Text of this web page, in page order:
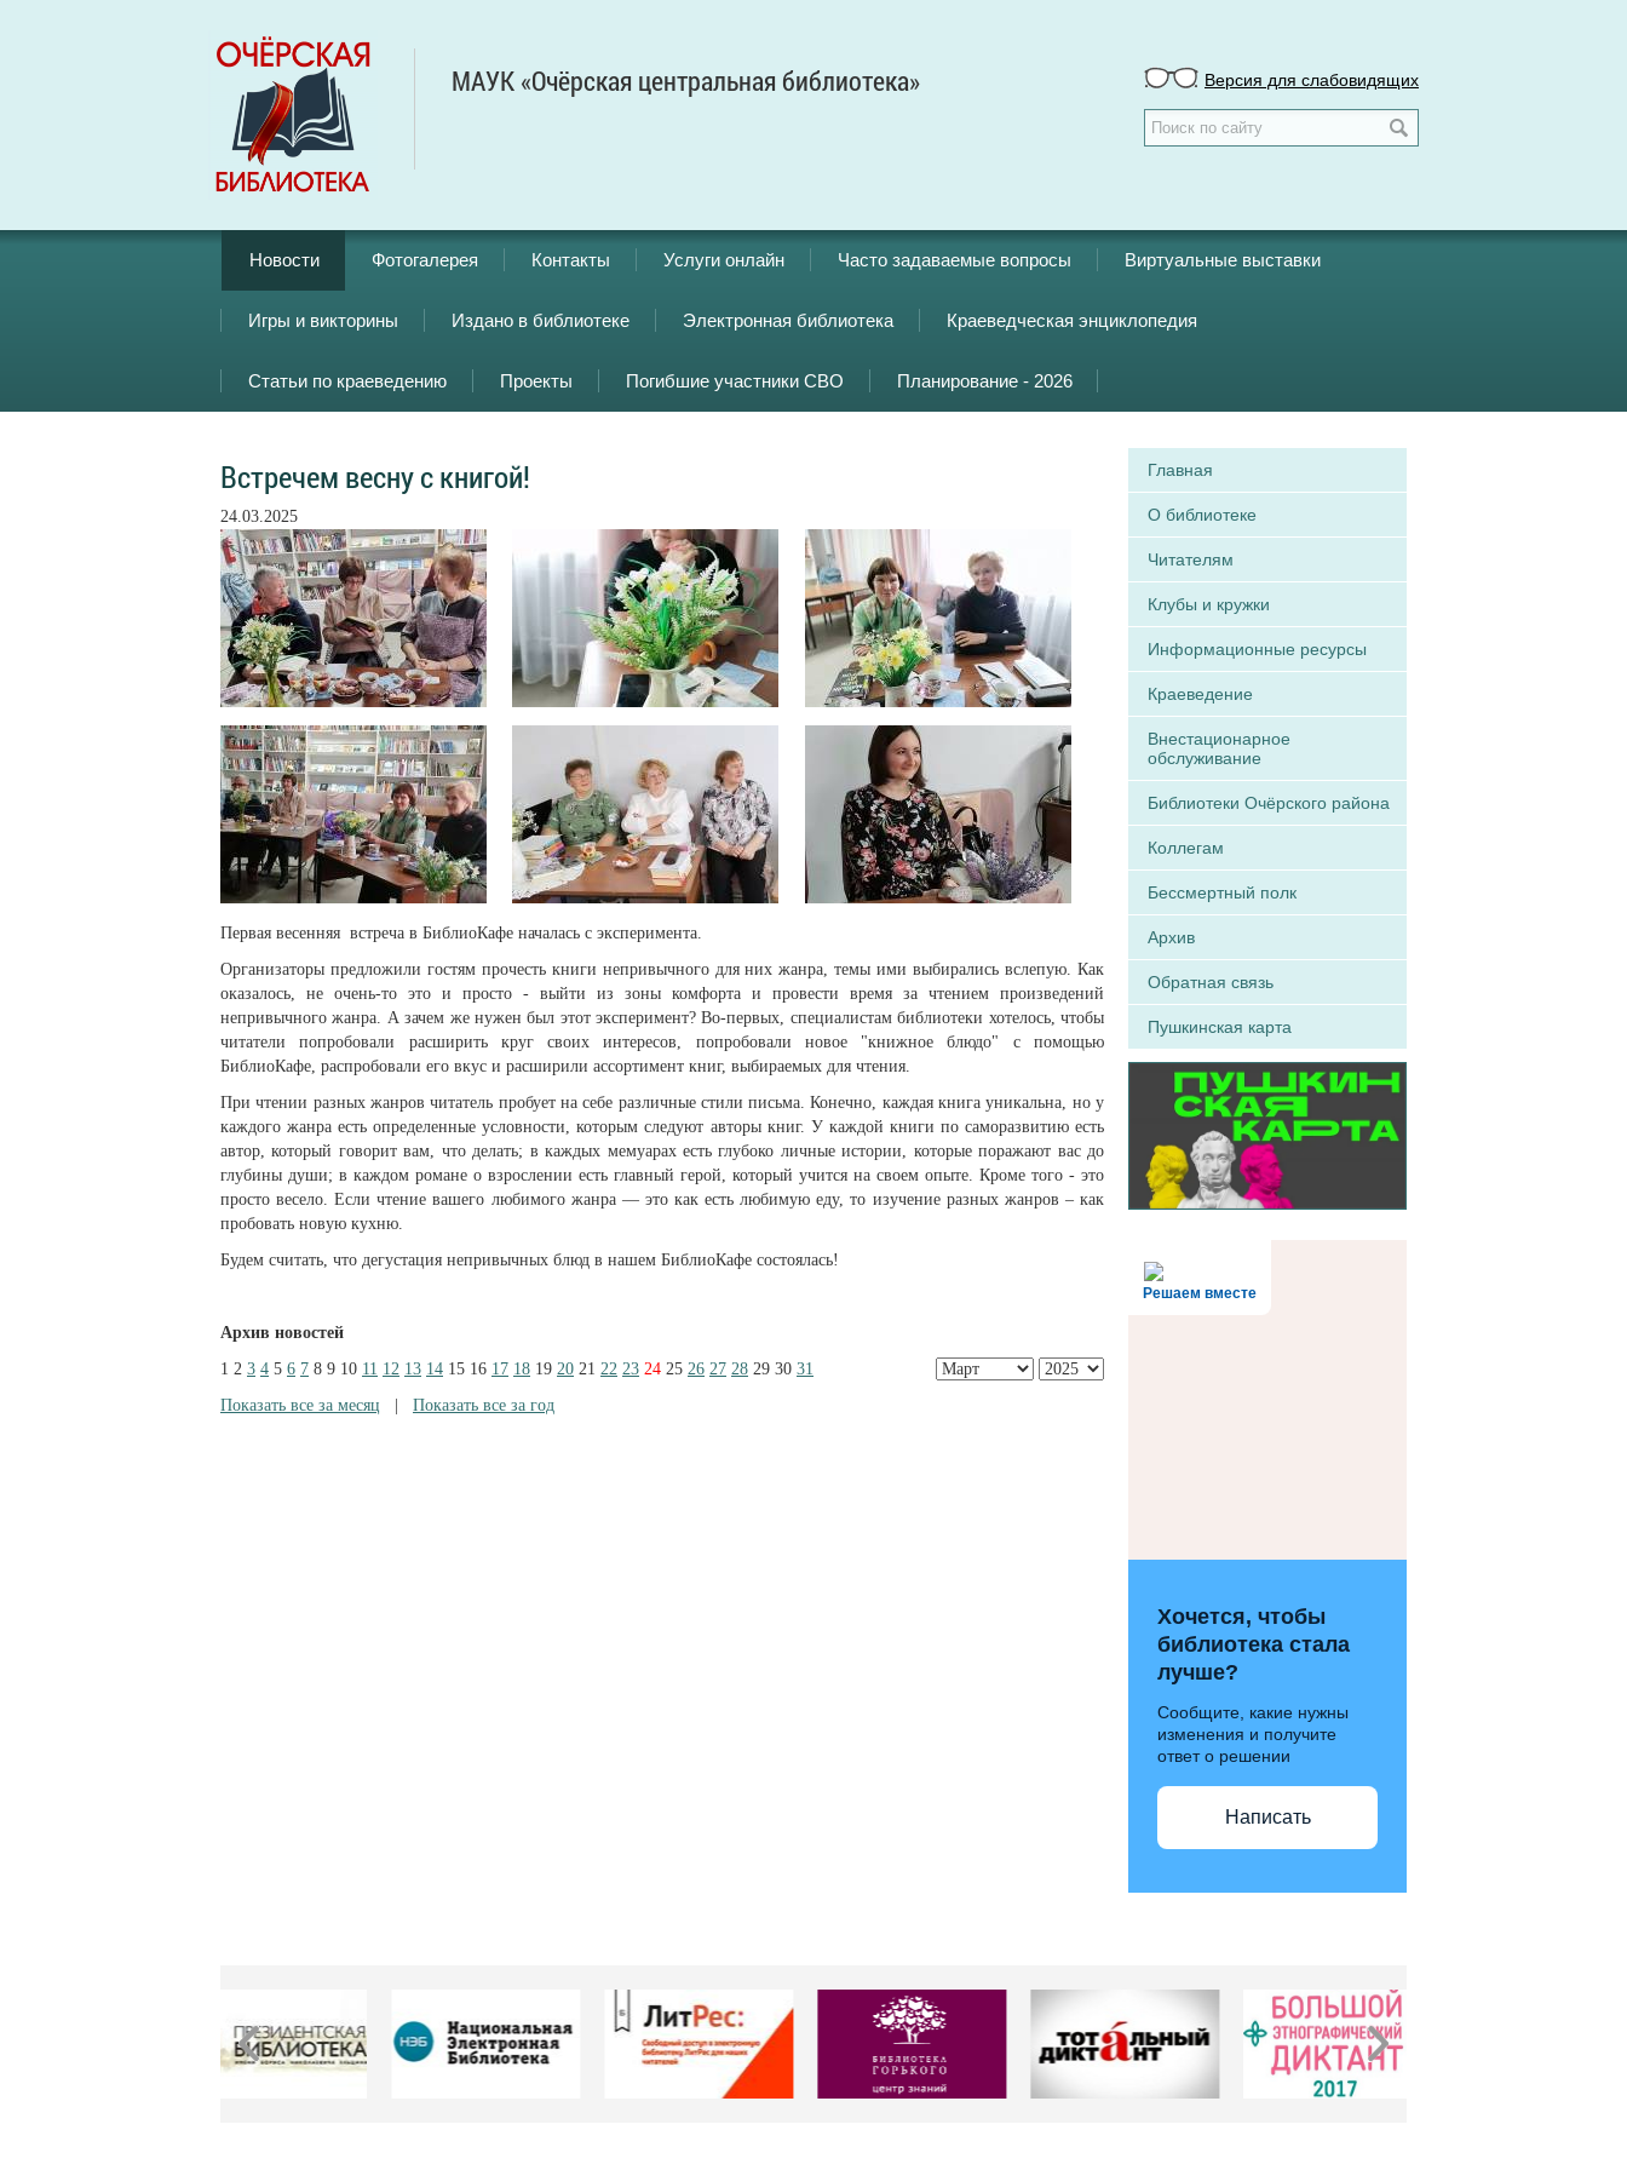
МАУК «Очёрская центральная библиотека» Версия для слабовидящих
Новости Фотогалерея Контакты Услуги онлайн Часто задаваемые вопросы Виртуальные выставки
Игры и викторины Издано в библиотеке Электронная библиотека Краеведческая энциклопедия
Статьи по краеведению Проекты Погибшие участники СВО Планирование - 2026
Встречем весну с книгой!
24.03.2025
Первая весенняя встреча в БиблиоКафе началась с эксперимента.
Организаторы предложили гостям прочесть книги непривычного для них жанра, темы ими выбирались вслепую. Как
оказалось, не очень-то это и просто - выйти из зоны комфорта и провести время за чтением произведений
непривычного жанра. А зачем же нужен был этот эксперимент? Во-первых, специалистам библиотеки хотелось, чтобы
читатели попробовали расширить круг своих интересов, попробовали новое "книжное блюдо" с помощью
БиблиоКафе, распробовали его вкус и расширили ассортимент книг, выбираемых для чтения.
При чтении разных жанров читатель пробует на себе различные стили письма. Конечно, каждая книга уникальна, но у
каждого жанра есть определенные условности, которым следуют авторы книг. У каждой книги по саморазвитию есть
автор, который говорит вам, что делать; в каждых мемуарах есть глубоко личные истории, которые поражают вас до
глубины души; в каждом романе о взрослении есть главный герой, который учится на своем опыте. Кроме того - это
просто весело. Если чтение вашего любимого жанра — это как есть любимую еду, то изучение разных жанров – как
пробовать новую кухню.
Будем считать, что дегустация непривычных блюд в нашем БиблиоКафе состоялась!
Архив новостей
1 2 3 4 5 6 7 8 9 10 11 12 13 14 15 16 17 18 19 20 21 22 23 24 25 26 27 28 29 30 31
Показать все за месяц
Показать все за год
Главная
О библиотеке
Читателям
Клубы и кружки
Информационные ресурсы
Краеведение
Внестационарное
обслуживание
Библиотеки Очёрского района
Коллегам
Бессмертный полк
Архив
Обратная связь
Пушкинская карта
Решаем вместе
Хочется, чтобы
библиотека стала
лучше?
Сообщите, какие нужны
изменения и получите
ответ о решении
Написать